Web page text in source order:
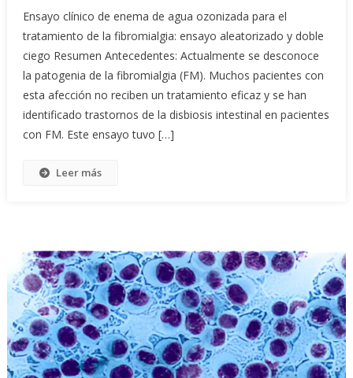
Ensayo clínico de enema de agua ozonizada para el
tratamiento de la fibromialgia: ensayo aleatorizado y doble
ciego Resumen Antecedentes: Actualmente se desconoce
la patogenia de la fibromialgia (FM). Muchos pacientes con
esta afección no reciben un tratamiento eficaz y se han
identificado trastornos de la disbiosis intestinal en pacientes
con FM. Este ensayo tuvo […]
Leer más